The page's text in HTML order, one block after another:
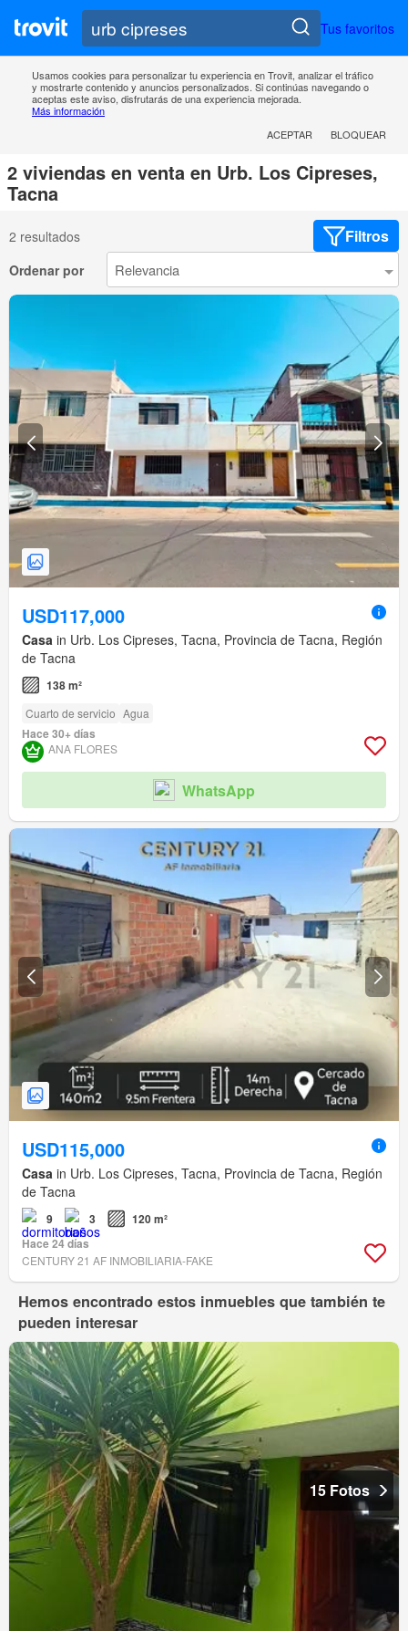
Tus favoritos
Usamos cookies para personalizar tu experiencia en Trovit, analizar el tráfico
y mostrarte contenido y anuncios personalizados. Si continúas navegando o
aceptas este aviso, disfrutarás de una experiencia mejorada.
Más información
ACEPTAR
BLOQUEAR
2 viviendas en venta en Urb. Los Cipreses,
Tacna
2 resultados Filtros
Ordenar por
USD117,000
Casa in Urb. Los Cipreses, Tacna, Provincia de Tacna, Región
de Tacna
138 m²
Cuarto de servicio Agua
Hace 30+ días
ANA FLORES
WhatsApp
USD115,000
Casa in Urb. Los Cipreses, Tacna, Provincia de Tacna, Región
de Tacna
9 3
120 m²
Hace 24 días
CENTURY 21 AF INMOBILIARIA-FAKE
Hemos encontrado estos inmuebles que también te
pueden interesar
15 Fotos